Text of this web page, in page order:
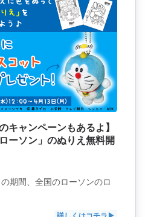
キャンペーンもあるよ】
ーソン」のぬりえ無料開
期間、全国のローソンのロ